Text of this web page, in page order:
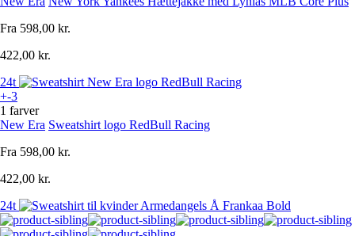
Fra 598,00 kr.
422,00 kr.
24t
+-3
1 farver
New Era Sweatshirt logo RedBull Racing
Fra 598,00 kr.
422,00 kr.
24t